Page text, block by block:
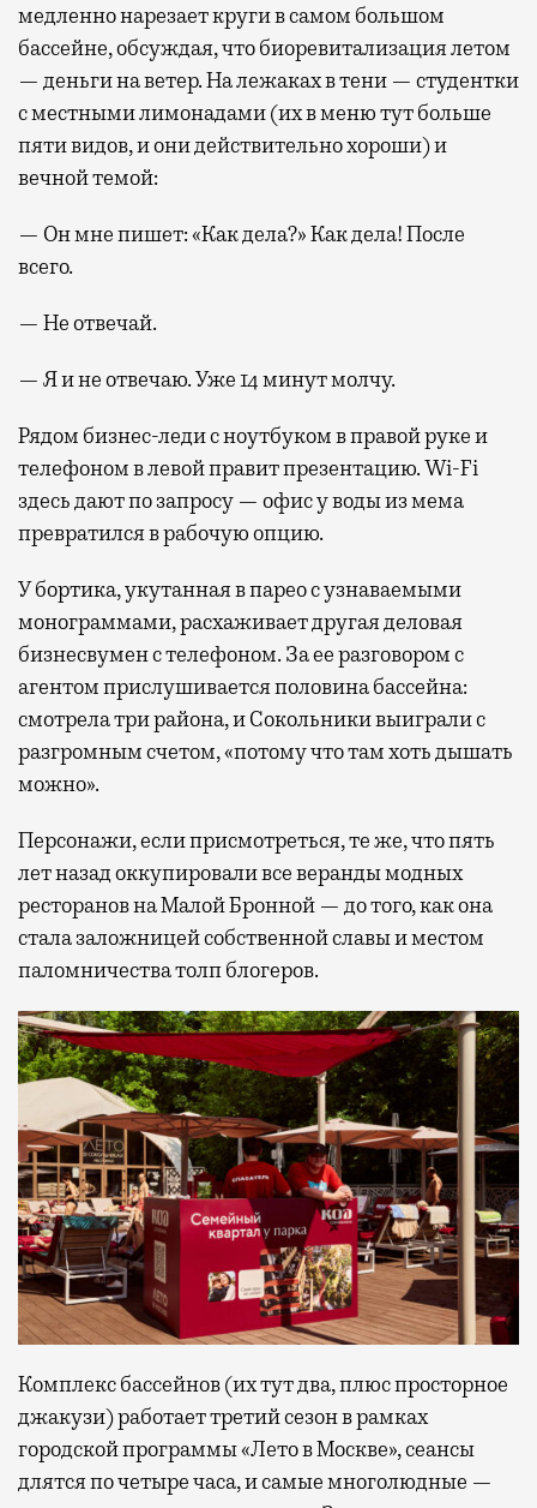
медленно нарезает круги в самом большом
бассейне, обсуждая, что биоревитализация летом
— деньги на ветер. На лежаках в тени — студентки
с местными лимонадами (их в меню тут больше
пяти видов, и они действительно хороши) и
вечной темой:
— Он мне пишет: «Как дела?» Как дела! После
всего.
— Не отвечай.
— Я и не отвечаю. Уже 14 минут молчу.
Рядом бизнес-леди с ноутбуком в правой руке и
телефоном в левой правит презентацию. Wi-Fi
здесь дают по запросу — офис у воды из мема
превратился в рабочую опцию.
У бортика, укутанная в парео с узнаваемыми
монограммами, расхаживает другая деловая
бизнесвумен с телефоном. За ее разговором с
агентом прислушивается половина бассейна:
смотрела три района, и Сокольники выиграли с
разгромным счетом, «потому что там хоть дышать
можно».
Персонажи, если присмотреться, те же, что пять
лет назад оккупировали все веранды модных
ресторанов на Малой Бронной — до того, как она
стала заложницей собственной славы и местом
паломничества толп блогеров.
Комплекс бассейнов (их тут два, плюс просторное
джакузи) работает третий сезон в рамках
городской программы «Лето в Москве», сеансы
длятся по четыре часа, и самые многолюдные —